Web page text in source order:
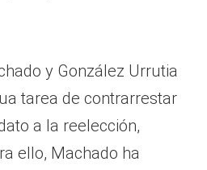
y González Urrutia
tarea de contrarrestar
a la reelección,
ello, Machado ha